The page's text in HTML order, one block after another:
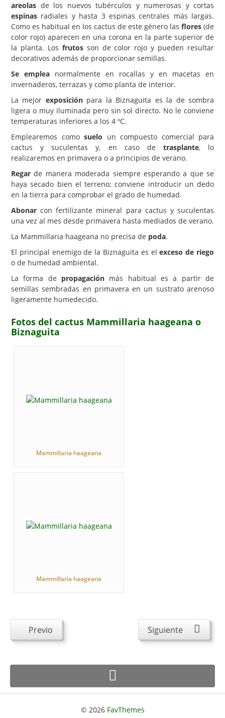
areolas de los nuevos tubérculos y numerosas y cortas
espinas radiales y hasta 3 espinas centrales más largas.
Como es habitual en los cactus de este género las flores (de
color rojo) aparecen en una corona en la parte superior de
la planta. Los frutosson de color rojo y pueden resultar
decorativos además de proporcionar semillas.
Se emplea normalmente en rocallas y en macetas en
invernaderos, terrazas y como planta de interior.
La mejor exposiciónpara la Biznaguita es la de sombra
ligera o muy iluminada pero sin sol directo. No le conviene
temperaturas inferiores a los 4 ºC.
Emplearemos como suelo un compuesto comercial para
cactus y suculentas y, en caso de trasplante, lo
realizaremos en primavera o a principios de verano.
Regar de manera moderada siempre esperando a que se
haya secado bien el terreno; conviene introducir un dedo
en la tierra para comprobar el grado de humedad.
Abonar con fertilizante mineral para cactus y suculentas
una vez al mes desde primavera hasta mediados de verano.
La Mammillaria haageana no precisa de poda.
El principal enemigo de la Biznaguita es elexceso de riego
o de humedad ambiental.
La forma de propagación más habitual es a partir de
semillas sembradas en primavera en un sustrato arenoso
ligeramente humedecido.
Fotos del cactus Mammillaria haageana o
Biznaguita
Mammillaria haageana
Mammillaria haageana
Previo Siguiente
© 2026 FavThemes